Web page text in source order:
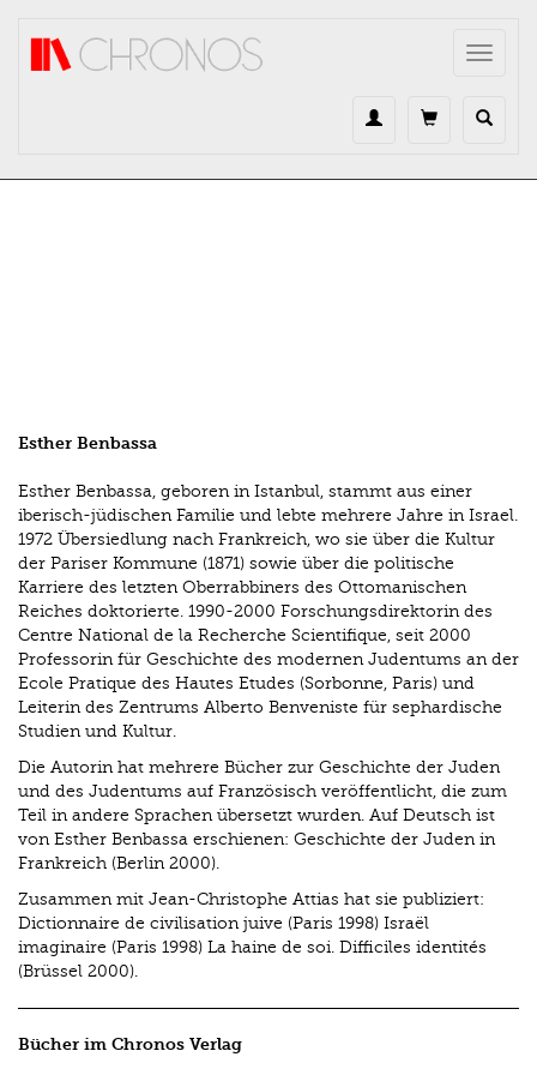
Toggle
Esther Benbassa
Esther Benbassa, geboren in Istanbul, stammt aus einer
iberisch-jüdischen Familie und lebte mehrere Jahre in Israel.
1972 Übersiedlung nach Frankreich, wo sie über die Kultur
der Pariser Kommune (1871) sowie über die politische
Karriere des letzten Oberrabbiners des Ottomanischen
Reiches doktorierte. 1990-2000 Forschungsdirektorin des
Centre National de la Recherche Scientifique, seit 2000
Professorin für Geschichte des modernen Judentums an der
Ecole Pratique des Hautes Etudes (Sorbonne, Paris) und
Leiterin des Zentrums Alberto Benveniste für sephardische
Studien und Kultur.
Die Autorin hat mehrere Bücher zur Geschichte der Juden
und des Judentums auf Französisch veröffentlicht, die zum
Teil in andere Sprachen übersetzt wurden. Auf Deutsch ist
von Esther Benbassa erschienen: Geschichte der Juden in
Frankreich (Berlin 2000).
Zusammen mit Jean-Christophe Attias hat sie publiziert:
Dictionnaire de civilisation juive (Paris 1998) Israël
imaginaire (Paris 1998) La haine de soi. Difficiles identités
(Brüssel 2000).
Bücher im Chronos Verlag